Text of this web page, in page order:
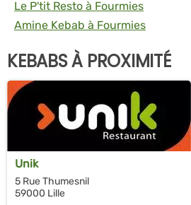
Le P'tit Resto à Fourmies
Amine Kebab à Fourmies
KEBABS À PROXIMITÉ
Unik
5 Rue Thumesnil
59000 Lille